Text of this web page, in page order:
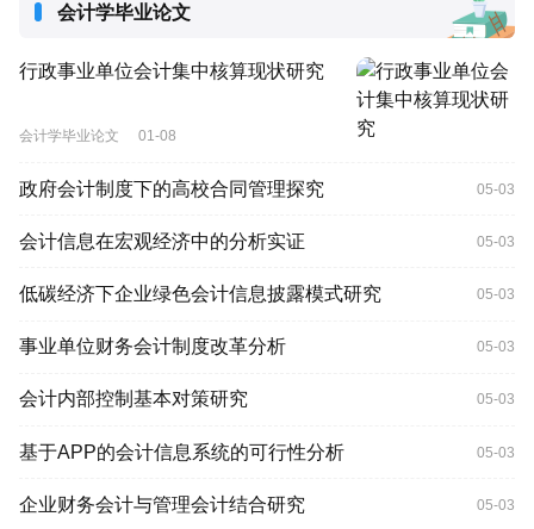
会计学毕业论文
行政事业单位会计集中核算现状研究
会计学毕业论文 01-08
政府会计制度下的高校合同管理探究 05-03
会计信息在宏观经济中的分析实证 05-03
低碳经济下企业绿色会计信息披露模式研究 05-03
事业单位财务会计制度改革分析 05-03
会计内部控制基本对策研究 05-03
基于APP的会计信息系统的可行性分析 05-03
企业财务会计与管理会计结合研究 05-03